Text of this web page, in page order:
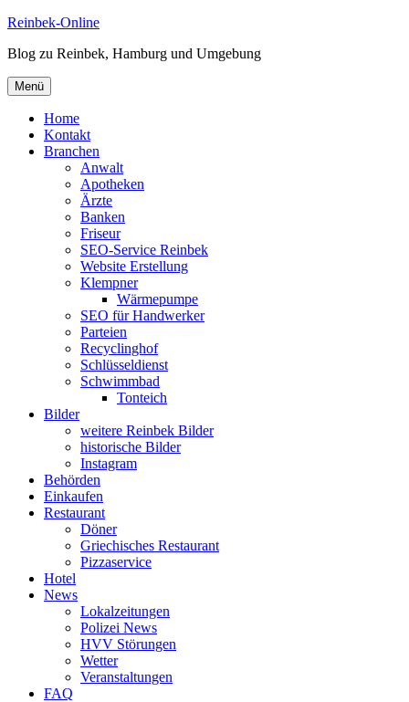
Zum
springen
Reinbek-Online
Blog zu Reinbek, Hamburg und Umgebung
Menü
Home
Kontakt
Branchen
Anwalt
Apotheken
Ärzte
Banken
Friseur
SEO-Service Reinbek
Website Erstellung
Klempner
Wärmepumpe
SEO für Handwerker
Parteien
Recyclinghof
Schlüsseldienst
Schwimmbad
Tonteich
Bilder
weitere Reinbek Bilder
historische Bilder
Instagram
Behörden
Einkaufen
Restaurant
Döner
Griechisches Restaurant
Pizzaservice
Hotel
News
Lokalzeitungen
Polizei News
HVV Störungen
Wetter
Veranstaltungen
FAQ